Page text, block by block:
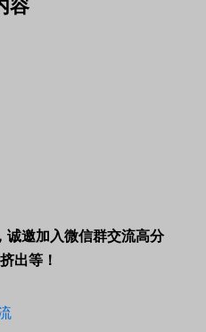
容
，诚邀加入微信群交流高分
出等！